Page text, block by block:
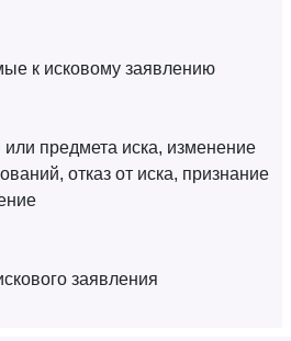
к исковому заявлению
предмета иска, изменение
отказ от иска, признание
заявления